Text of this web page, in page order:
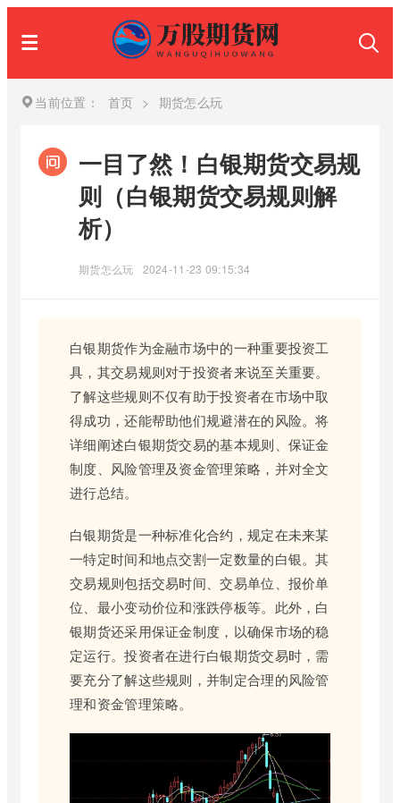
当前位置： 首页 > 期货怎么玩
一目了然！白银期货交易规
则（白银期货交易规则解
析）
期货怎么玩 2024-11-23 09:15:34
白银期货作为金融市场中的一种重要投资工
具，其交易规则对于投资者来说至关重要。
了解这些规则不仅有助于投资者在市场中取
得成功，还能帮助他们规避潜在的风险。将
详细阐述白银期货交易的基本规则、保证金
制度、风险管理及资金管理策略，并对全文
进行总结。
白银期货是一种标准化合约，规定在未来某
一特定时间和地点交割一定数量的白银。其
交易规则包括交易时间、交易单位、报价单
位、最小变动价位和涨跌停板等。此外，白
银期货还采用保证金制度，以确保市场的稳
定运行。投资者在进行白银期货交易时，需
要充分了解这些规则，并制定合理的风险管
理和资金管理策略。